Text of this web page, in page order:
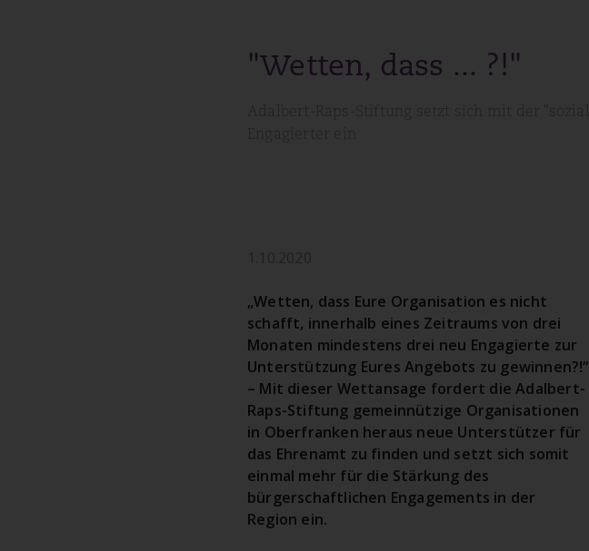
"Wetten, dass ... ?!"
„Wetten, dass Eure Organisation es nicht
schafft, innerhalb eines Zeitraums von drei
Monaten mindestens drei neu Engagierte zur
Unterstützung Eures Angebots zu gewinnen?!“
– Mit dieser Wettansage fordert die Adalbert-
Raps-Stiftung gemeinnützige Organisationen
in Oberfranken heraus neue Unterstützer für
das Ehrenamt zu finden und setzt sich somit
einmal mehr für die Stärkung des
bürgerschaftlichen Engagements in der
Region ein.